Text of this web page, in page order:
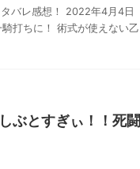
バレ感想！ 2022年4月4日
打ちに！ 術式が使えない乙
ぶとすぎぃ！！死闘